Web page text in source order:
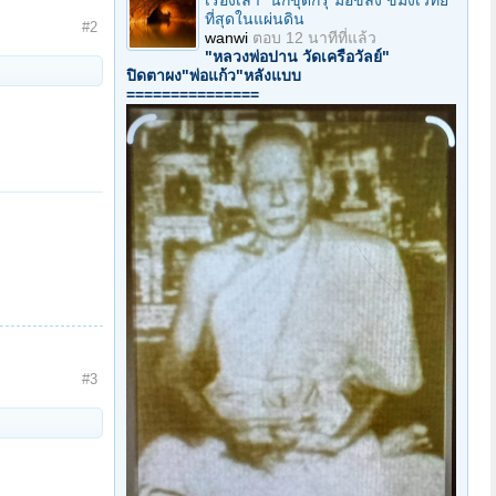
#2
#3
ที่สุดในแผ่นดิน
wanwi ตอบ 12 นาทีที่แล้ว
"หลวงพ่อปาน วัดเครือวัลย์"
ปิดตาผง"พ่อแก้ว"หลังแบบ
===============